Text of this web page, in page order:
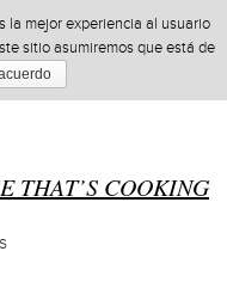
THAT’S COOKING
la mejor experiencia al usuario
sitio asumiremos que está de